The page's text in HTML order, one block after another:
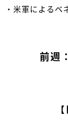
・米軍によるベ
前週